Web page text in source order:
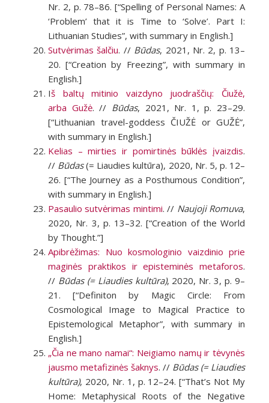
Nr. 2, p. 78–86. [“Spelling of Personal Names: A
‘Problem’ that it is Time to ‘Solve’. Part I:
Lithuanian Studies”, with summary in English.]
Sutvėrimas šalčiu. // Būdas, 2021, Nr. 2, p. 13–
20. [“Creation by Freezing”, with summary in
English.]
Iš baltų mitinio vaizdyno juodraščių: Čiužė,
arba Gužė. // Būdas, 2021, Nr. 1, p. 23–29.
[“Lithuanian travel-goddess ČIUŽĖ or GUŽĖ”,
with summary in English.]
Kelias – mirties ir pomirtinės būklės įvaizdis.
// Būdas(= Liaudies kultūra), 2020, Nr. 5, p. 12–
26. [“The Journey as a Posthumous Condition”,
with summary in English.]
Pasaulio sutvėrimas mintimi. // Naujoji Romuva,
2020, Nr. 3, p. 13–32. [“Creation of the World
by Thought.”]
Apibrėžimas: Nuo kosmologinio vaizdinio prie
maginės praktikos ir episteminės metaforos.
// Būdas (= Liaudies kultūra), 2020, Nr. 3, p. 9–
21. [“Definiton by Magic Circle: From
Cosmological Image to Magical Practice to
Epistemological Metaphor”, with summary in
English.]
„Čia ne mano namai“: Neigiamo namų ir tėvynės
jausmo metafizinės šaknys. // Būdas (= Liaudies
kultūra), 2020, Nr. 1, p. 12–24.[“That’s Not My
Home: Metaphysical Roots of the Negative